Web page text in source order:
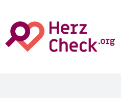
Zum
Inhalt